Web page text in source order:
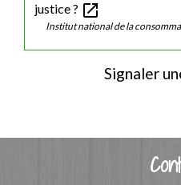
justice ? open_in_new
Institut national de la
Signaler